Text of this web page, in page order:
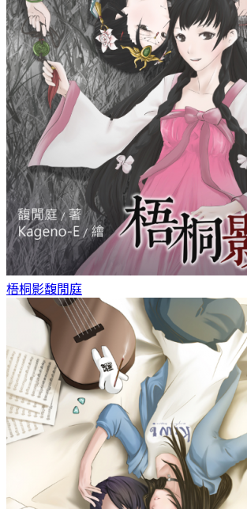
梧桐影馥閒庭